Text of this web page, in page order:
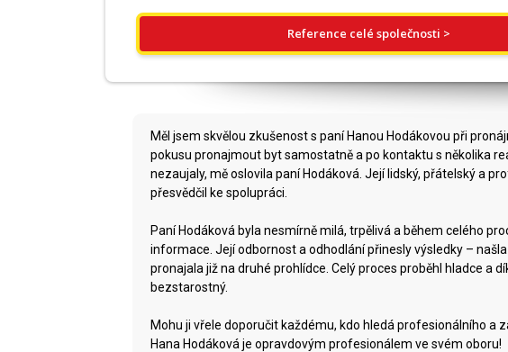
Reference celé společnosti >
Měl jsem skvělou zkušenost s paní Hanou Hodákovou při
pokusu pronajmout byt samostatně a po kontaktu s několika
nezaujaly, mě oslovila paní Hodáková. Její lidský, přátelský a
přesvědčil ke spolupráci.
Paní Hodáková byla nesmírně milá, trpělivá a během celého
informace. Její odbornost a odhodlání přinesly výsledky –
pronajala již na druhé prohlídce. Celý proces proběhl hladce a
bezstarostný.
Mohu ji vřele doporučit každému, kdo hledá profesionálního a
Hana Hodáková je opravdovým profesionálem ve svém oboru!